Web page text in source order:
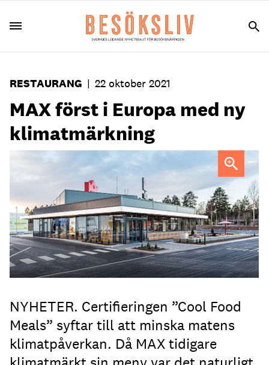
RESTAURANG | 22 oktober 2021
MAX först i Europa med ny
klimatmärkning
MAX blir först utanför USA att anta klimatmärkningen
”Cool Food Meals”.FOTO: Pressbild
NYHETER. Certifieringen ”Cool Food
Meals” syftar till att minska matens
klimatpåverkan. Då MAX tidigare